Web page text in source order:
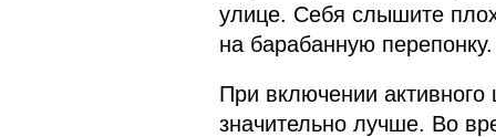
улице. Себя слышите
на барабанную перепонку.
При включении
значительно лучше. Во